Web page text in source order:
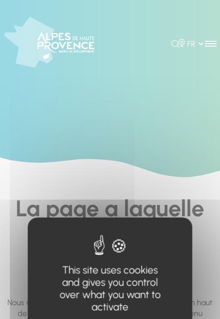
Rechercher
Choisir la
La page a laquelle
vous cherchez à
accéder n'existe
pas... ou plus.
Nous vous invitons à utiliser le moteur de recherche en haut
de page, ou à utiliser le menu pour trouver le contenu
This site uses cookies
and gives you control
over what you want to
activate